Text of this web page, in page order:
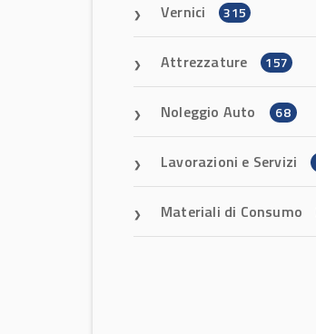
Vernici 315
Attrezzature 157
Noleggio Auto 68
Lavorazioni e Servizi
Materiali di Consumo